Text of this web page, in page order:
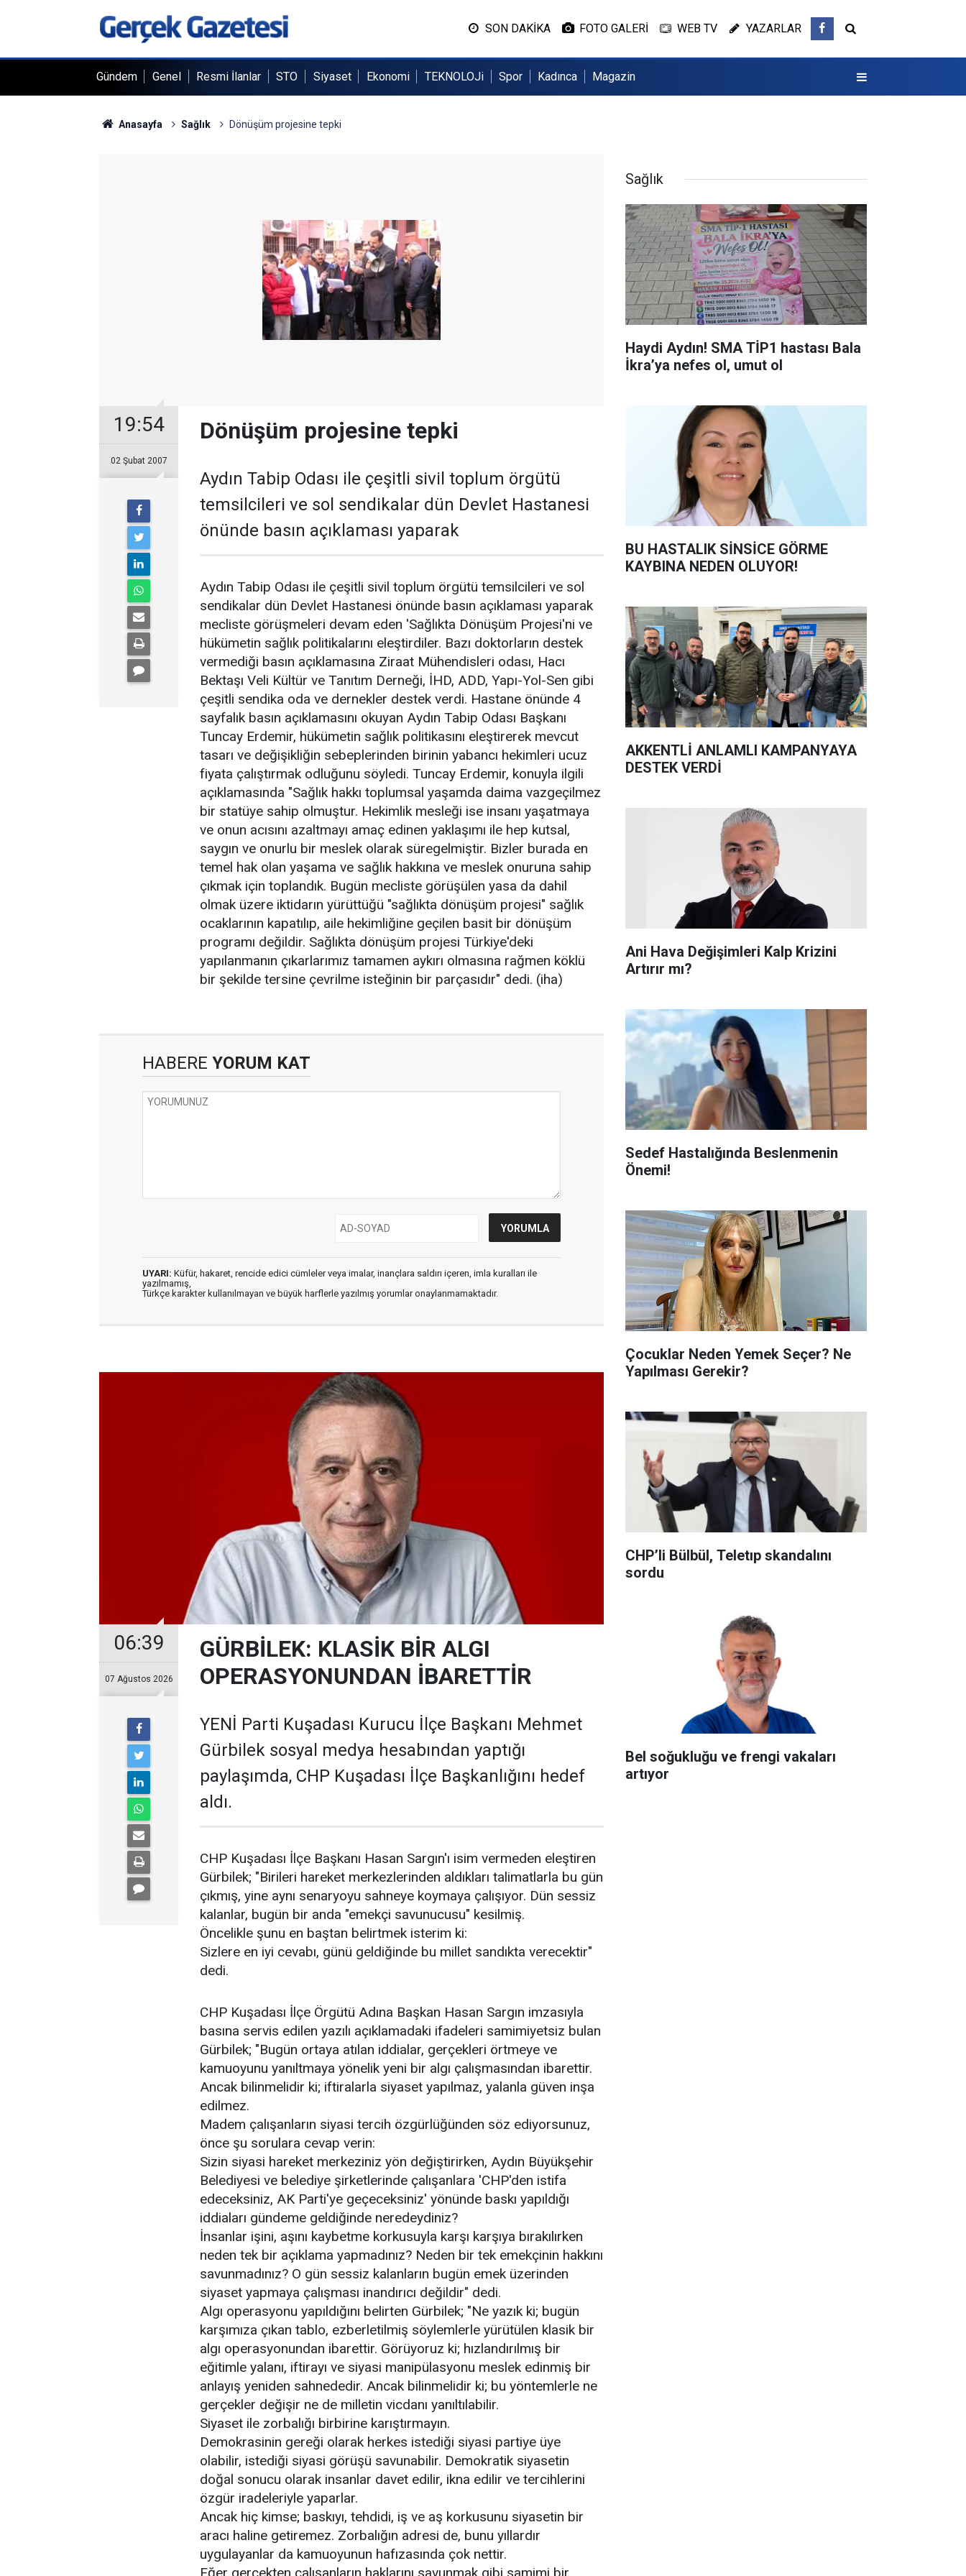
SON DAKİKA FOTO GALERİ WEB TV YAZARLAR
Gündem Genel Resmi İlanlar STO Siyaset Ekonomi TEKNOLOJi Spor Kadınca Magazin
Anasayfa Sağlık Dönüşüm projesine tepki
19:54
02 Şubat 2007
Dönüşüm projesine tepki
Aydın Tabip Odası ile çeşitli sivil toplum örgütü
temsilcileri ve sol sendikalar dün Devlet Hastanesi
önünde basın açıklaması yaparak
Aydın Tabip Odası ile çeşitli sivil toplum örgütü temsilcileri ve sol
sendikalar dün Devlet Hastanesi önünde basın açıklaması yaparak
mecliste görüşmeleri devam eden 'Sağlıkta Dönüşüm Projesi'ni ve
hükümetin sağlık politikalarını eleştirdiler. Bazı doktorların destek
vermediği basın açıklamasına Ziraat Mühendisleri odası, Hacı
Bektaşı Veli Kültür ve Tanıtım Derneği, İHD, ADD, Yapı-Yol-Sen gibi
çeşitli sendika oda ve dernekler destek verdi. Hastane önünde 4
sayfalık basın açıklamasını okuyan Aydın Tabip Odası Başkanı
Tuncay Erdemir, hükümetin sağlık politikasını eleştirerek mevcut
tasarı ve değişikliğin sebeplerinden birinin yabancı hekimleri ucuz
fiyata çalıştırmak odluğunu söyledi. Tuncay Erdemir, konuyla ilgili
açıklamasında "Sağlık hakkı toplumsal yaşamda daima vazgeçilmez
bir statüye sahip olmuştur. Hekimlik mesleği ise insanı yaşatmaya
ve onun acısını azaltmayı amaç edinen yaklaşımı ile hep kutsal,
saygın ve onurlu bir meslek olarak süregelmiştir. Bizler burada en
temel hak olan yaşama ve sağlık hakkına ve meslek onuruna sahip
çıkmak için toplandık. Bugün mecliste görüşülen yasa da dahil
olmak üzere iktidarın yürüttüğü "sağlıkta dönüşüm projesi" sağlık
ocaklarının kapatılıp, aile hekimliğine geçilen basit bir dönüşüm
programı değildir. Sağlıkta dönüşüm projesi Türkiye'deki
yapılanmanın çıkarlarımız tamamen aykırı olmasına rağmen köklü
bir şekilde tersine çevrilme isteğinin bir parçasıdır" dedi. (iha)
HABERE YORUM KAT
UYARI: Küfür, hakaret, rencide edici cümleler veya imalar, inançlara saldırı içeren, imla kuralları ile
yazılmamış,
Türkçe karakter kullanılmayan ve büyük harflerle yazılmış yorumlar onaylanmamaktadır.
06:39
07 Ağustos 2026
GÜRBİLEK: KLASİK BİR ALGI
OPERASYONUNDAN İBARETTİR
YENİ Parti Kuşadası Kurucu İlçe Başkanı Mehmet
Gürbilek sosyal medya hesabından yaptığı
paylaşımda, CHP Kuşadası İlçe Başkanlığını hedef
aldı.
CHP Kuşadası İlçe Başkanı Hasan Sargın'ı isim vermeden eleştiren
Gürbilek; "Birileri hareket merkezlerinden aldıkları talimatlarla bu gün
çıkmış, yine aynı senaryoyu sahneye koymaya çalışıyor. Dün sessiz
kalanlar, bugün bir anda "emekçi savunucusu" kesilmiş.
Öncelikle şunu en baştan belirtmek isterim ki:
Sizlere en iyi cevabı, günü geldiğinde bu millet sandıkta verecektir"
dedi.
CHP Kuşadası İlçe Örgütü Adına Başkan Hasan Sargın imzasıyla
basına servis edilen yazılı açıklamadaki ifadeleri samimiyetsiz bulan
Gürbilek; "Bugün ortaya atılan iddialar, gerçekleri örtmeye ve
kamuoyunu yanıltmaya yönelik yeni bir algı çalışmasından ibarettir.
Ancak bilinmelidir ki; iftiralarla siyaset yapılmaz, yalanla güven inşa
edilmez.
Madem çalışanların siyasi tercih özgürlüğünden söz ediyorsunuz,
önce şu sorulara cevap verin:
Sizin siyasi hareket merkeziniz yön değiştirirken, Aydın Büyükşehir
Belediyesi ve belediye şirketlerinde çalışanlara 'CHP'den istifa
edeceksiniz, AK Parti'ye geçeceksiniz' yönünde baskı yapıldığı
iddiaları gündeme geldiğinde neredeydiniz?
İnsanlar işini, aşını kaybetme korkusuyla karşı karşıya bırakılırken
neden tek bir açıklama yapmadınız? Neden bir tek emekçinin hakkını
savunmadınız? O gün sessiz kalanların bugün emek üzerinden
siyaset yapmaya çalışması inandırıcı değildir" dedi.
Algı operasyonu yapıldığını belirten Gürbilek; "Ne yazık ki; bugün
karşımıza çıkan tablo, ezberletilmiş söylemlerle yürütülen klasik bir
algı operasyonundan ibarettir. Görüyoruz ki; hızlandırılmış bir
eğitimle yalanı, iftirayı ve siyasi manipülasyonu meslek edinmiş bir
anlayış yeniden sahnededir. Ancak bilinmelidir ki; bu yöntemlerle ne
gerçekler değişir ne de milletin vicdanı yanıltılabilir.
Siyaset ile zorbalığı birbirine karıştırmayın.
Demokrasinin gereği olarak herkes istediği siyasi partiye üye
olabilir, istediği siyasi görüşü savunabilir. Demokratik siyasetin
doğal sonucu olarak insanlar davet edilir, ikna edilir ve tercihlerini
özgür iradeleriyle yaparlar.
Ancak hiç kimse; baskıyı, tehdidi, iş ve aş korkusunu siyasetin bir
aracı haline getiremez. Zorbalığın adresi de, bunu yıllardır
uygulayanlar da kamuoyunun hafızasında çok nettir.
Sağlık
Haydi Aydın! SMA TİP1 hastası Bala
İkra’ya nefes ol, umut ol
BU HASTALIK SİNSİCE GÖRME
KAYBINA NEDEN OLUYOR!
AKKENTLİ ANLAMLI KAMPANYAYA
DESTEK VERDİ
Ani Hava Değişimleri Kalp Krizini
Artırır mı?
Sedef Hastalığında Beslenmenin
Önemi!
Çocuklar Neden Yemek Seçer? Ne
Yapılması Gerekir?
CHP’li Bülbül, Teletıp skandalını
sordu
Bel soğukluğu ve frengi vakaları
artıyor